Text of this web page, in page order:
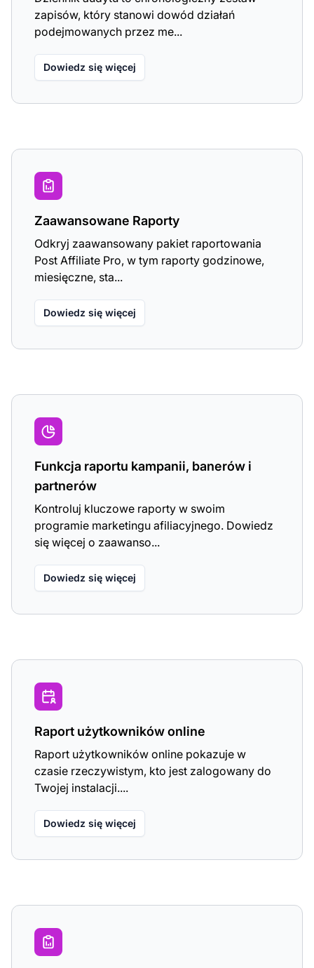
zapisów, który stanowi dowód działań
podejmowanych przez me...
Dowiedz się więcej
Zaawansowane Raporty
Odkryj zaawansowany pakiet raportowania
Post Affiliate Pro, w tym raporty godzinowe,
miesięczne, sta...
Dowiedz się więcej
Funkcja raportu kampanii, banerów i
partnerów
Kontroluj kluczowe raporty w swoim
programie marketingu afiliacyjnego. Dowiedz
się więcej o zaawanso...
Dowiedz się więcej
Raport użytkowników online
Raport użytkowników online pokazuje w
czasie rzeczywistym, kto jest zalogowany do
Twojej instalacji....
Dowiedz się więcej